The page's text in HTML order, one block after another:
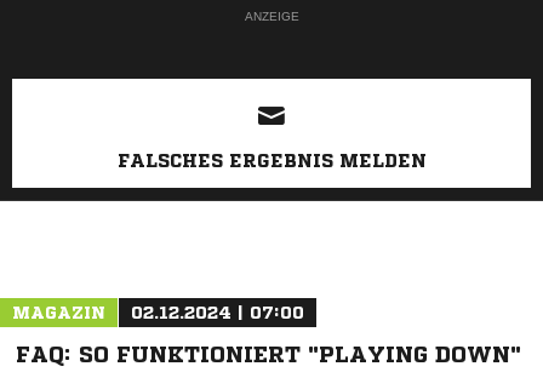
ANZEIGE
FALSCHES ERGEBNIS MELDEN
MAGAZIN 02.12.2024 | 07:00
FAQ: SO FUNKTIONIERT "PLAYING DOWN"